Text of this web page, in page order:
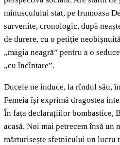
minusculului stat, pe frumoasa
survenite, cronologic, după
de durere, cu o petiție
„magia neagră” pentru a o
„cu încîntare”.
Ducele ne induce, la rîndul său,
Femeia își exprimă dragostea
În fața declarațiilor bombastice,
acasă. Noi mai petrecem însă
mărturisește sfetnicului un lucru